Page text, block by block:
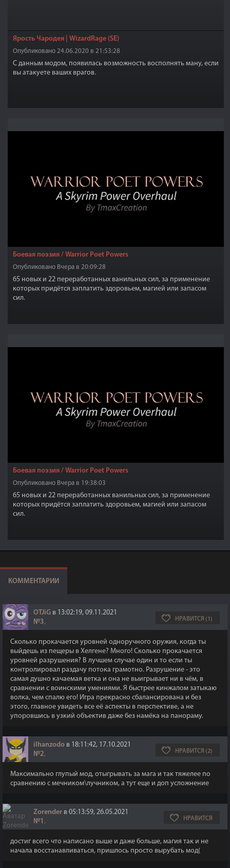
Ярость Чародея | WizardRage (SE)
Опубликовано 24.06.2020 в 21:53:28
С данным модом, появилась возможность восполнять ману, если
вы атакуете ваших врагов.
Боевая поэзия / Warrior Poet Powers
Опубликовано Вчера в 20:09:28
65 новых и 22 переработанных ванильных сил, за применение
которых придётся заплатить здоровьем, магией или запасом
сил.
Боевая поэзия / Warrior Poet Powers
Опубликовано Вчера в 19:38:03
65 новых и 22 переработанных ванильных сил, за применение
которых придётся заплатить здоровьем, магией или запасом
сил.
КОММЕНТАРИИ
OTJiG в 13:02:19, 09.11.2021
№3, НРАВИТСЯ (1)
Сколько прокачается уровней одноручного оружия, когда ты
выйдешь из пещеры в Хелгене? Много! Сколько прокачается
уровней разрушения? В лучшем случае один и то если ты
контролировал раздачу потока грамотно. Разрушение - это
самая душно качаемая ветка и она не выигрывает ни в чём, в
сравнении с воинскими умениями. Я быстрее кинжалом затыкаю
волка, чем спалю его! Игра прекрасно сбалансирована и без
этого, главное увидеть все её аспекты в перспективе, а не
упоровшись в узкий объектив даже без намёка на панораму.
ilhanzodo в 18:11:42, 17.10.2021
№2, НРАВИТСЯ (2)
Максимально глупый мод, отыгрывать за мага и так тяжелее по
сравнению с мечником\лучником, а тут еще и доп усложнение
Zorender в 05:13:59, 26.05.2021
№1 , НРАВИТСЯ
достиг всего что написано выше и даже больше, магия так и не
начала восстанавливаться, пришлось просто вырубать мод(